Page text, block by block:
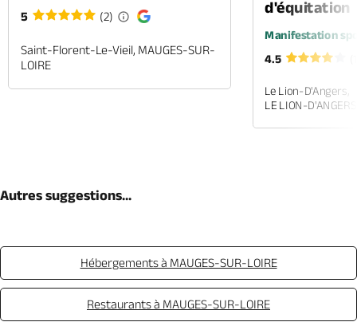
5 (2)
Saint-Florent-Le-Vieil, MAUGES-SUR-
LOIRE
d'équitation
Manifestation
4.5
Le Lion-D'Angers,
LE LION-D'ANGERS
Autres suggestions...
Hébergements à MAUGES-SUR-LOIRE
Restaurants à MAUGES-SUR-LOIRE